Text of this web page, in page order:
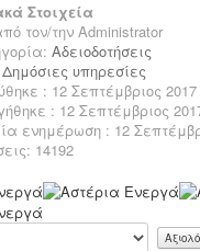
Στοιχεία
τον/την Administrator
Αδειοδοτήσεις
Δημόσιες υπηρεσίες
: 12 Σεπτέμβριος 2017
: 12 Σεπτέμβριος
ενημέρωση : 12
14192